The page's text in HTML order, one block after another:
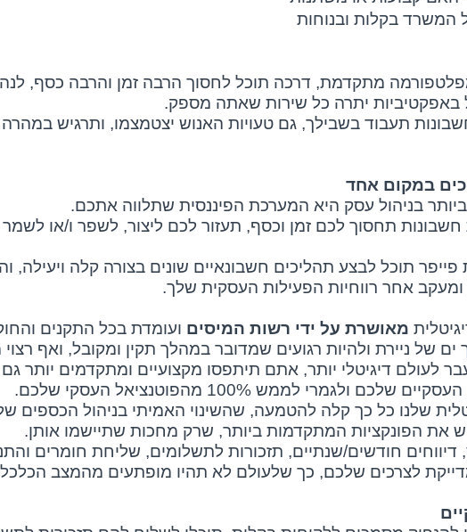
המשרד בקלות ובנוחות
מפלטפורמה מתקדמת, דרכה תוכל לחסוך הרבה זמן והרבה כסף,
באפקטיביות יתרה כל שירות שאתה מספק.
תעבוד בשבילך, גם טעויות האנוש יצטמצמו, ותרגיש
במקום אחד
בניהול עסק היא המערכת הפיננסית שתלווה אתכם.
תחסוך לכם זמן וכסף, תעזור לכם ליצור, לשפר ו/או
תוכל לבצע תהליכים חשבונאיים שונים בצורה קלה ויעילה,
ומעקב אחר רווחיות הפעילות העסקית שלך.
מאושרת על ידי רשות המיסים ועומדת בכל התקנים
ים של ניירת ולהיות רגועים שמדובר במהלך תקין ומקובל, ואף
לעולם דיגיטלי יותר, אתם תיתפסו מקצועיים ומתקדמים יותר
לממש 100% מהפוטנציאל העסקי שלכם.
שלנו כל כך קלה להטמעה, שהשינוי האמיתי בניהול הכספים
את הפונקציות המתקדמות ביותר, שרק מחכות שתיישמו אותן.
חודשים/שנתיים, תזכורות לתשלומים, שליחת חומרים
לצרכים שלכם, כך שלעולם לא תהיו מופתעים מהמצב